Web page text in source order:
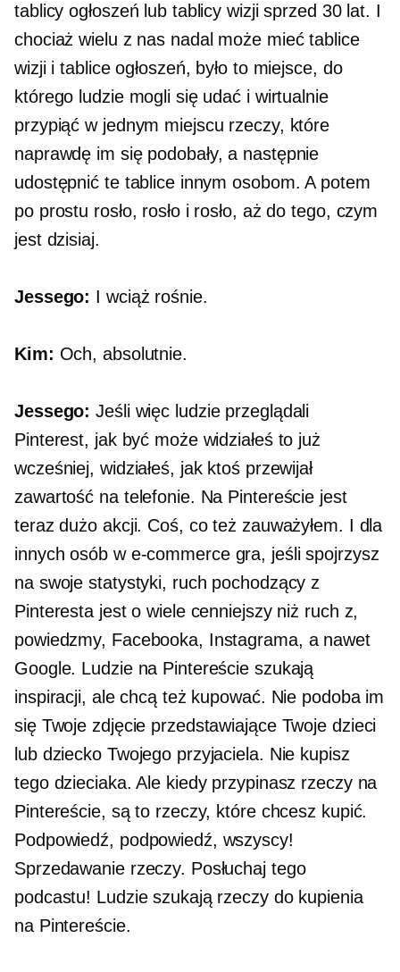
tablicy ogłoszeń lub tablicy wizji sprzed 30 lat. I
chociaż wielu z nas nadal może mieć tablice
wizji i tablice ogłoszeń, było to miejsce, do
którego ludzie mogli się udać i wirtualnie
przypiąć w jednym miejscu rzeczy, które
naprawdę im się podobały, a następnie
udostępnić te tablice innym osobom. A potem
po prostu rosło, rosło i rosło, aż do tego, czym
jest dzisiaj.
Jessego: I wciąż rośnie.
Kim: Och, absolutnie.
Jessego: Jeśli więc ludzie przeglądali
Pinterest, jak być może widziałeś to już
wcześniej, widziałeś, jak ktoś przewijał
zawartość na telefonie. Na Pintereście jest
teraz dużo akcji. Coś, co też zauważyłem. I dla
innych osób w e-commercegra, jeśli spojrzysz
na swoje statystyki, ruch pochodzący z
Pinteresta jest o wiele cenniejszy niż ruch z,
powiedzmy, Facebooka, Instagrama, a nawet
Google. Ludzie na Pintereście szukają
inspiracji, ale chcą też kupować. Nie podoba im
się Twoje zdjęcie przedstawiające Twoje dzieci
lub dziecko Twojego przyjaciela. Nie kupisz
tego dzieciaka. Ale kiedy przypinasz rzeczy na
Pintereście, są to rzeczy, które chcesz kupić.
Podpowiedź, podpowiedź, wszyscy!
Sprzedawanie rzeczy. Posłuchaj tego
podcastu! Ludzie szukają rzeczy do kupienia
na Pintereście.